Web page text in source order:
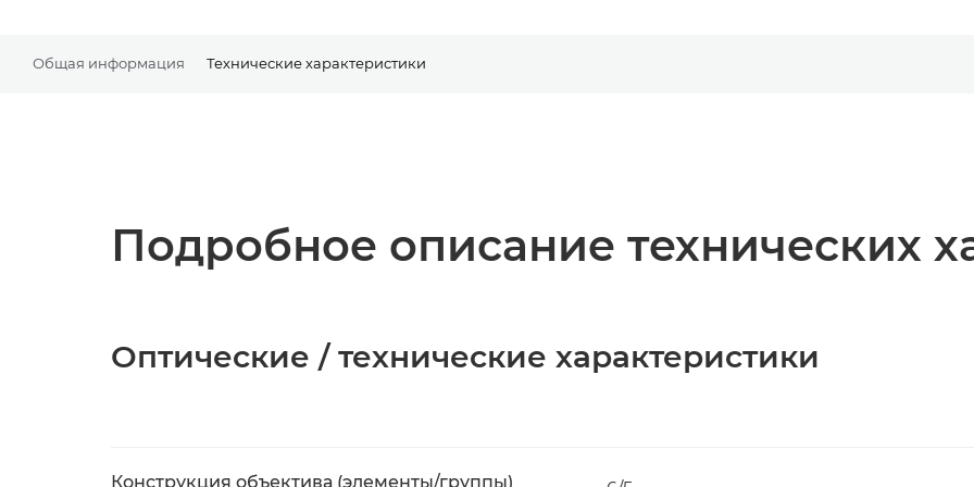
Общая информация Технические характеристики
Подробное описание технических
Оптические / технические характеристики
Конструкция объектива (элементы/группы)